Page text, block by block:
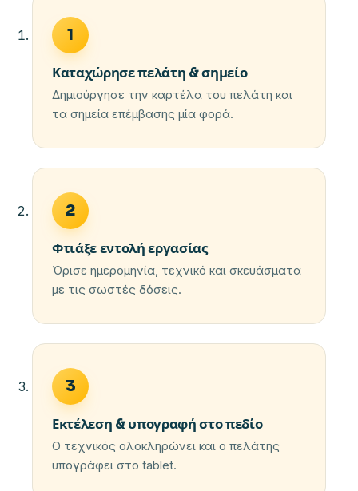
1
Καταχώρησε πελάτη & σημείο
Δημιούργησε την καρτέλα του πελάτη και
τα σημεία επέμβασης μία φορά.
2
Φτιάξε εντολή εργασίας
Όρισε ημερομηνία, τεχνικό και σκευάσματα
με τις σωστές δόσεις.
3
Εκτέλεση & υπογραφή στο πεδίο
Ο τεχνικός ολοκληρώνει και ο πελάτης
υπογράφει στο tablet.